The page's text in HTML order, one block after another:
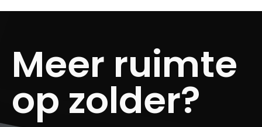
Meer ruimte
op zolder?